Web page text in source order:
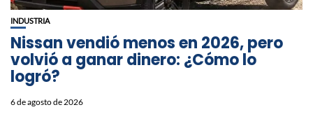
INDUSTRIA
Nissan vendió menos en 2026, pero
volvió a ganar dinero: ¿Cómo lo
logró?
6 de agosto de 2026